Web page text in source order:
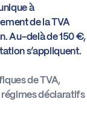
à
de la TVA
Au-delà de 150 €,
s’appliquent.
de TVA,
régimes déclaratifs